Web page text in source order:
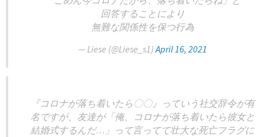
回答することにより
無難な関係性を保つ行為
— Liese (@Liese_s1)April 16, 2021
『コロナが落ち着いたら〇〇』っていう社交辞令が有
名ですが、友達が「俺、コロナが落ち着いたら彼女と
結婚式するんだ…」って言ってて壮大な死亡フラグに